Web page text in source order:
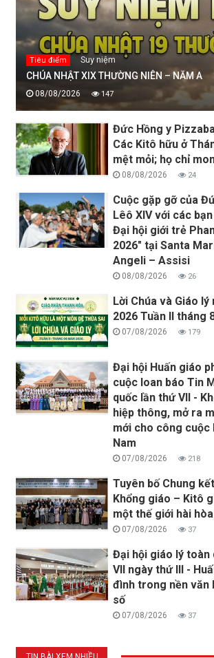
Tiêu điểm Suy niệm
CHÚA NHẬT XIX THƯỜNG NIÊN – NĂM A
08/08/2026 147
Đức Hồng y
Các Kitô hữu ở
mệt mỏi; họ chỉ
08/08/2026 24
Cuộc gặp gỡ của
Lêô XIV với các
Đại hội giới trẻ
2026" tại Santa
Angeli – Assisi
08/08/2026 26
Lời Chúa và Giáo lý
2026 Tuần II tháng
07/08/2026 179
Đại hội Huấn giáo
cuộc loan báo Tin
quốc lần thứ VII -
hiệp thông, mở ra
mới cho công cuộc
Nam
07/08/2026 218
Tuyên bố Chung
Khổng giáo – Kitô
một thế giới hài hòa
07/08/2026 37
Đại hội giáo lý toàn
VII ngày thứ III -
đình trong nền văn
số
07/08/2026 37